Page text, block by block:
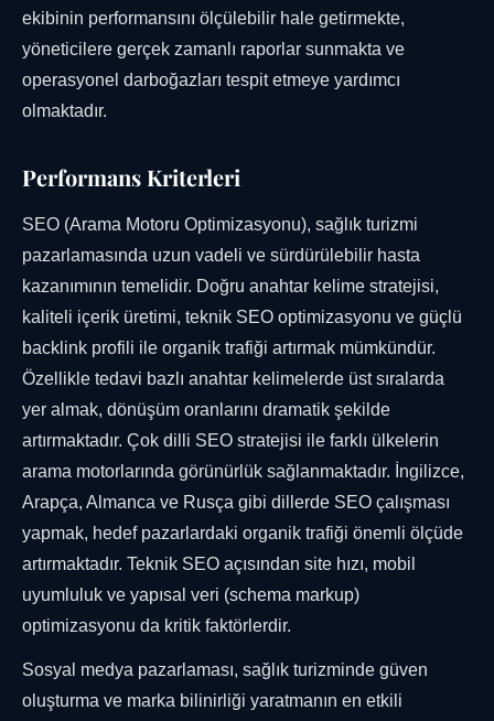
ekibinin performansını ölçülebilir hale getirmekte,
yöneticilere gerçek zamanlı raporlar sunmakta ve
operasyonel darboğazları tespit etmeye yardımcı
olmaktadır.
Performans Kriterleri
SEO (Arama Motoru Optimizasyonu), sağlık turizmi
pazarlamasında uzun vadeli ve sürdürülebilir hasta
kazanımının temelidir. Doğru anahtar kelime stratejisi,
kaliteli içerik üretimi, teknik SEO optimizasyonu ve güçlü
backlink profili ile organik trafiği artırmak mümkündür.
Özellikle tedavi bazlı anahtar kelimelerde üst sıralarda
yer almak, dönüşüm oranlarını dramatik şekilde
artırmaktadır. Çok dilli SEO stratejisi ile farklı ülkelerin
arama motorlarında görünürlük sağlanmaktadır. İngilizce,
Arapça, Almanca ve Rusça gibi dillerde SEO çalışması
yapmak, hedef pazarlardaki organik trafiği önemli ölçüde
artırmaktadır. Teknik SEO açısından site hızı, mobil
uyumluluk ve yapısal veri (schema markup)
optimizasyonu da kritik faktörlerdir.
Sosyal medya pazarlaması, sağlık turizminde güven
oluşturma ve marka bilinirliği yaratmanın en etkili